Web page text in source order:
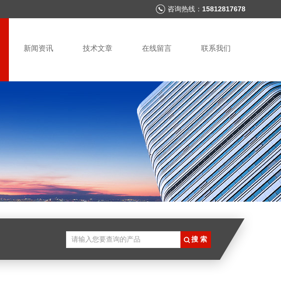
咨询热线： 15812817678
新闻资讯 技术文章 在线留言 联系我们